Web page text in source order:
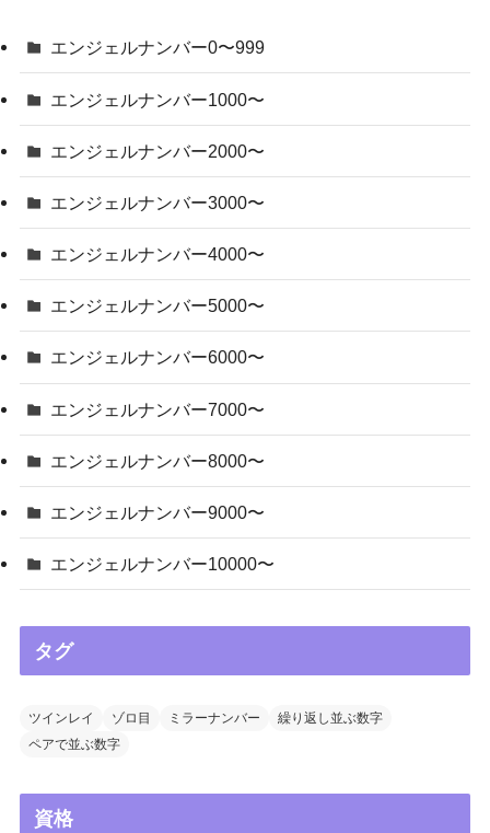
エンジェルナンバー0〜999
エンジェルナンバー1000〜
エンジェルナンバー2000〜
エンジェルナンバー3000〜
エンジェルナンバー4000〜
エンジェルナンバー5000〜
エンジェルナンバー6000〜
エンジェルナンバー7000〜
エンジェルナンバー8000〜
エンジェルナンバー9000〜
エンジェルナンバー10000〜
タグ
ツインレイ ゾロ目 ミラーナンバー
繰り返し並ぶ数字
ペアで並ぶ数字
資格